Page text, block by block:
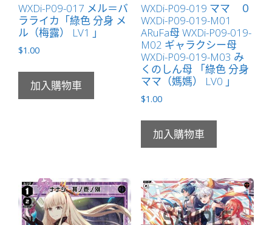
」
數
量
WXDi-P09-017 メル＝バ
ラライカ「綠色 分身 メ
ル（梅露） LV1 」
$1.00
加入購物車
WXDi-P09-019 ママ ０
WXDi-P09-019-M01
ARuFa母 WXDi-P09-019-
M02 ギャラクシー母
WXDi-P09-019-M03 み
くのしん母 「綠色 分身
ママ（媽媽） LV0 」
$1.00
加入購物車